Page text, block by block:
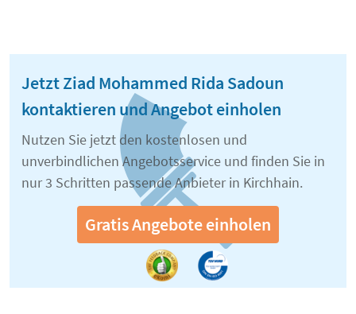
Jetzt Ziad Mohammed Rida Sadoun
kontaktieren und Angebot einholen
Nutzen Sie jetzt den kostenlosen und
unverbindlichen Angebotsservice und finden Sie in
nur 3 Schritten passende Anbieter in Kirchhain.
Gratis Angebote einholen